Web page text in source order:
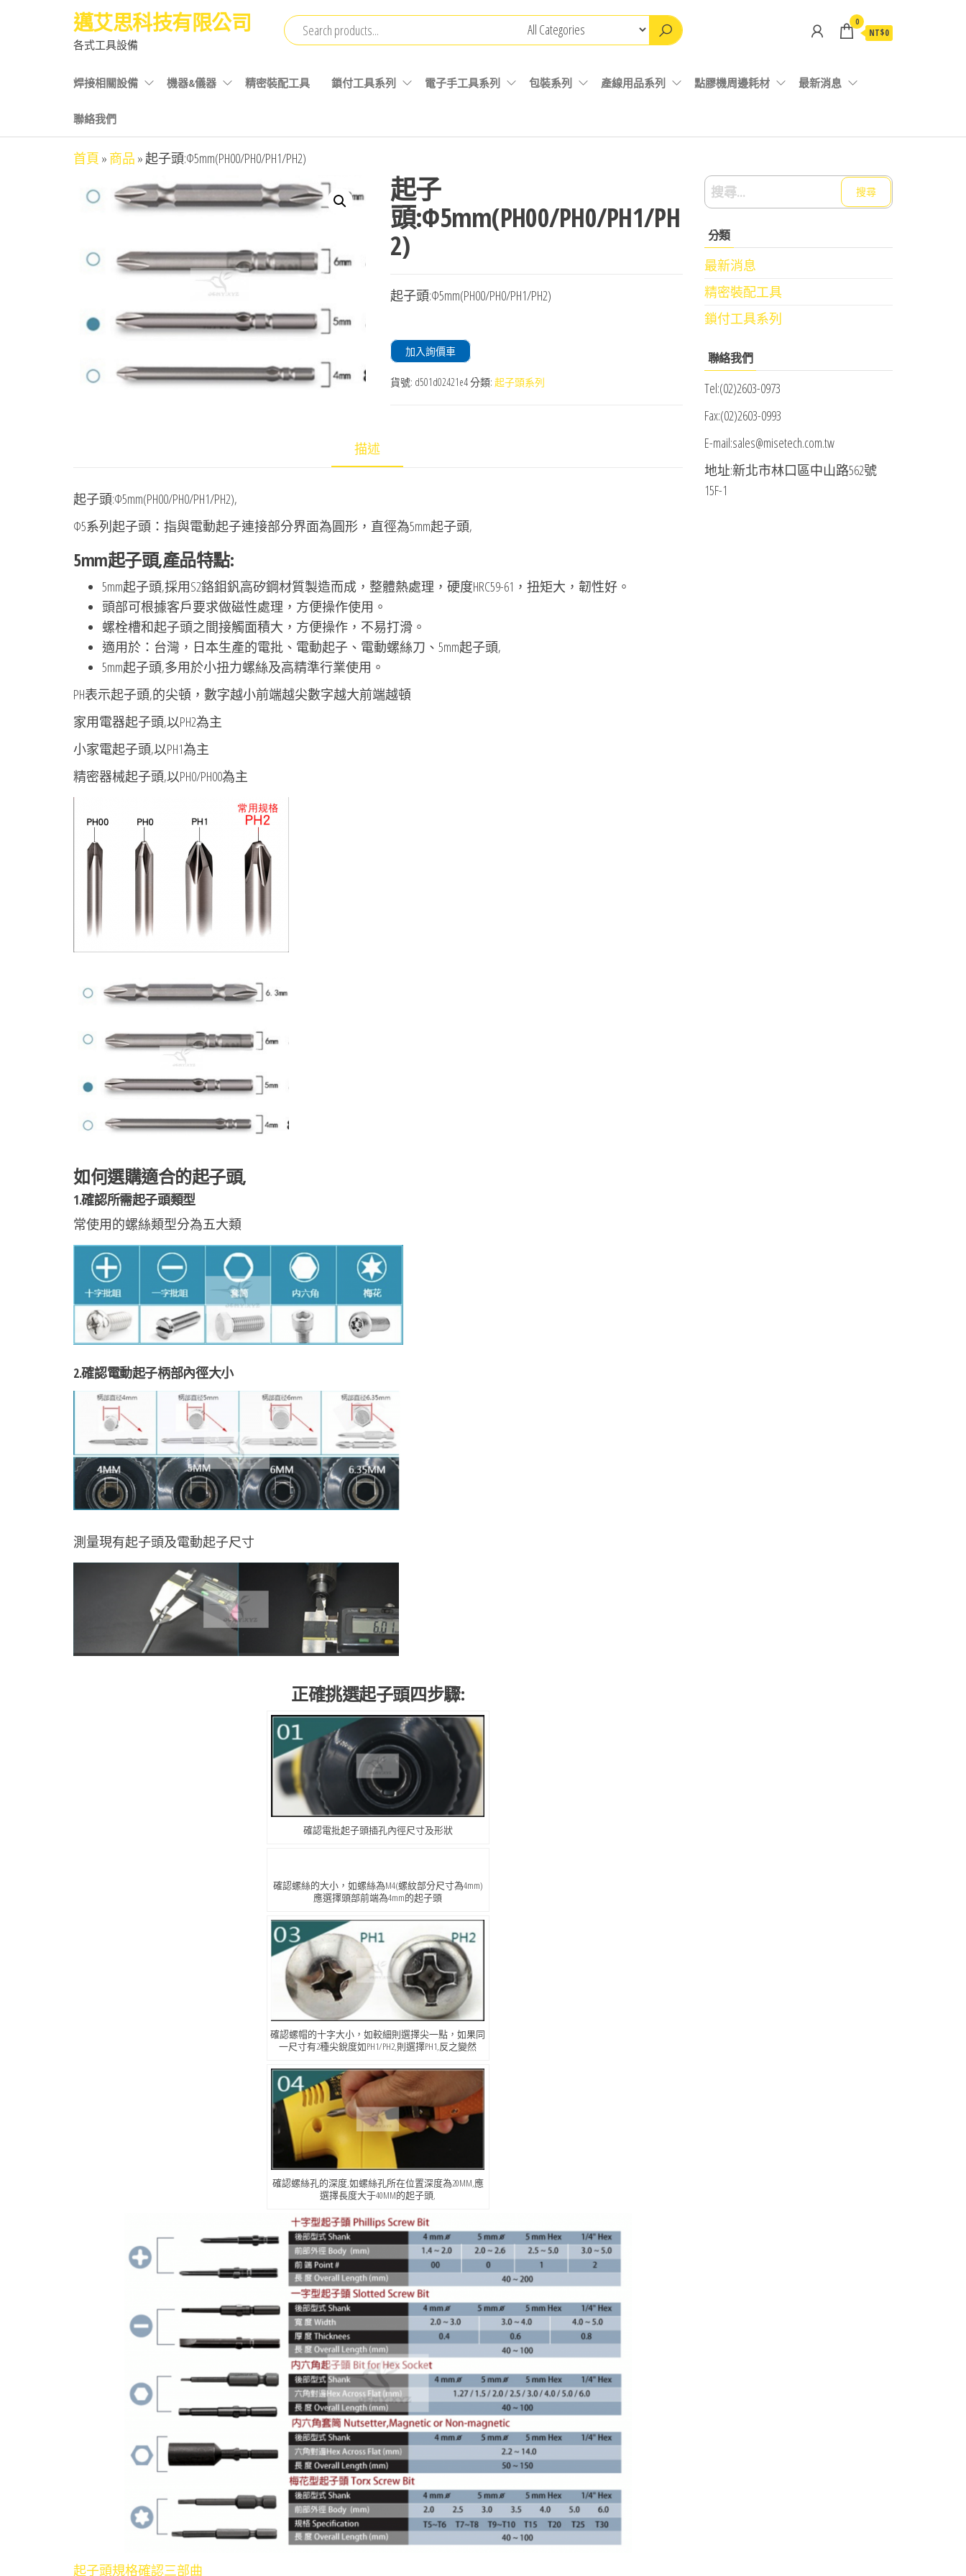
邁艾思科技有限公司
各式工具設備
0
NT$0
焊接相關設備 機器&儀器 精密裝配工具 鎖付工具系列 電子手工具系列 包裝系列 產線用品系列 點膠機周邊耗材 最新消息
聯絡我們
首頁 » 商品 »起子頭:Φ5mm(PH00/PH0/PH1/PH2)
起子
頭:Φ5mm(PH00/PH0/PH1/PH
2)
起子頭:Φ5mm(PH00/PH0/PH1/PH2)
加入詢價車
貨號: d501d02421e4分類: 起子頭系列
描述
起子頭:Φ5mm(PH00/PH0/PH1/PH2),
Φ5系列起子頭：指與電動起子連接部分界面為圓形，直徑為5mm起子頭,
5mm起子頭,產品特點:
5mm起子頭,採用S2鉻鉬釩高矽鋼材質製造而成，整體熱處理，硬度HRC59-61，扭矩大，韌性好。
頭部可根據客戶要求做磁性處理，方便操作使用。
螺栓槽和起子頭之間接觸面積大，方便操作，不易打滑。
適用於：台灣，日本生產的電批、電動起子、電動螺絲刀、5mm起子頭,
5mm起子頭,多用於小扭力螺絲及高精準行業使用。
PH表示起子頭,的尖頓，數字越小前端越尖數字越大前端越頓
家用電器起子頭,以PH2為主
小家電起子頭,以PH1為主
精密器械起子頭,以PH0/PH00為主
如何選購適合的起子頭,
1.確認所需起子頭類型
常使用的螺絲類型分為五大類
2.確認電動起子柄部內徑大小
測量現有起子頭及電動起子尺寸
正確挑選起子頭四步驟:
確認電批起子頭插孔內徑尺寸及形狀
確認螺絲的大小，如螺絲為M4(螺紋部分尺寸為4mm)
應選擇頭部前端為4mm的起子頭
確認螺帽的十字大小，如較細則選擇尖一點，如果同
一尺寸有2種尖銳度如PH1/PH2,則選擇PH1,反之變然
確認螺絲孔的深度,如螺絲孔所在位置深度為20MM,應
選擇長度大于40MM的起子頭,
起子頭規格確認三部曲
搜
尋
關
鍵
字:
分類
最新消息
精密裝配工具
鎖付工具系列
聯絡我們
Tel:(02)2603-0973
Fax:(02)2603-0993
E-mail:sales@misetech.com.tw
地址:新北市林口區中山路562號
15F-1